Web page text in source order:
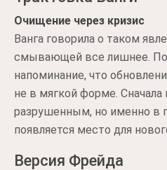
Очищение через кризис
Ванга говорила о таком
смывающей все лишнее.
напоминание, что
не в мягкой форме. Сначала
разрушенным, но именно в
появляется место для
Версия Фрейда